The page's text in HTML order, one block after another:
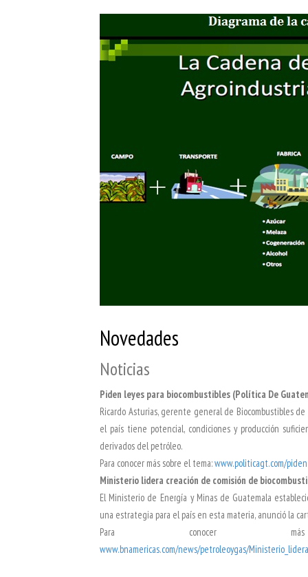
Novedades
Noticias
Piden leyes para biocombustibles (Política De
Ricardo Asturias, gerente general de Biocombustibles
el país tiene potencial, condiciones y producción
derivados del petróleo.
Para conocer más sobre el tema:www.politicagt.com/
Ministerio lidera creación de comisión de
El Ministerio de Energía y Minas de Guatemala
una estrategia para el país en esta materia, anunció la
Para conocer
www.bnamericas.com/news/petroleoygas/